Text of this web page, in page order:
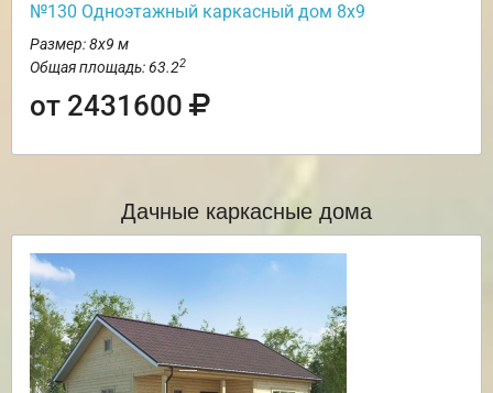
№130 Одноэтажный каркасный дом 8х9
Размер: 8х9 м
Общая площадь: 63.22
от 2431600
Дачные каркасные дома